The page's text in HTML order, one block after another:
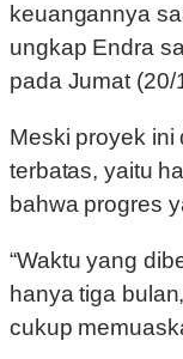
keuangannya
ungkap Endra
pada Jumat (20/
Meski proyek ini
terbatas, yaitu
bahwa progres
“Waktu yang
hanya tiga
cukup